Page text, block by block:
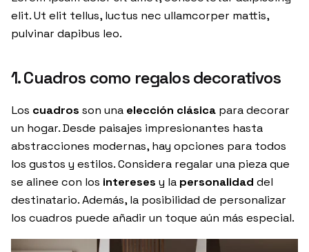
elit. Ut elit tellus, luctus nec ullamcorper mattis,
pulvinar dapibus leo.
1. Cuadros como regalos decorativos
Los cuadros son una elección clásica para decorar
un hogar. Desde paisajes impresionantes hasta
abstracciones modernas, hay opciones para todos
los gustos y estilos. Considera regalar una pieza que
se alinee con los intereses y la personalidad del
destinatario. Además, la posibilidad de personalizar
los cuadros puede añadir un toque aún más especial.